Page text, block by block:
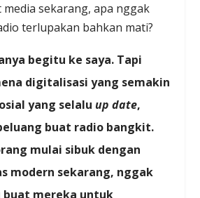
sekarang, apa nggak
terlupakan bahkan mati?
begitu ke saya. Tapi
digitalisasi yang semakin
yang selalu up date,
buat radio bangkit.
mulai sibuk dengan
modern sekarang, nggak
mereka untuk